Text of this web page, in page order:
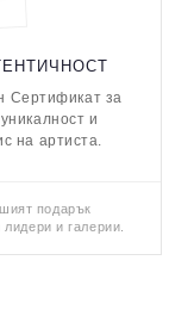
Сертификат за
и
на артиста.
подарък
и галерии.